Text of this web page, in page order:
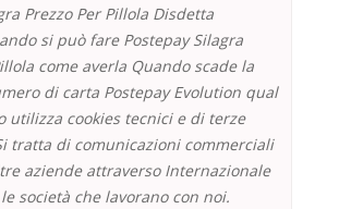
Prezzo Per Pillola Disdetta
si può fare Postepay Silagra
come averla Quando scade la
di carta Postepay Evolution qual
utilizza cookies tecnici e di terze
tratta di comunicazioni commerciali
aziende attraverso Internazionale
società che lavorano con noi.